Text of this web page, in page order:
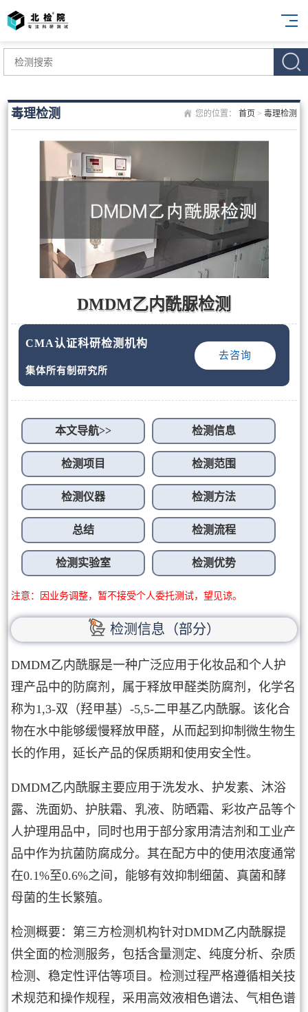
您的位置： 首页 > 毒理检测
毒理检测
DMDM乙内酰脲检测
CMA认证科研检测机构
集体所有制研究所
去咨询
本文导航>> 检测信息
检测项目 检测范围
检测仪器 检测方法
总结 检测流程
检测实验室 检测优势
注意：因业务调整，暂不接受个人委托测试，望见谅。
检测信息（部分）
DMDM乙内酰脲是一种广泛应用于化妆品和个人护
理产品中的防腐剂，属于释放甲醛类防腐剂，化学名
称为1,3-双（羟甲基）-5,5-二甲基乙内酰脲。该化合
物在水中能够缓慢释放甲醛，从而起到抑制微生物生
长的作用，延长产品的保质期和使用安全性。
DMDM乙内酰脲主要应用于洗发水、护发素、沐浴
露、洗面奶、护肤霜、乳液、防晒霜、彩妆产品等个
人护理用品中，同时也用于部分家用清洁剂和工业产
品中作为抗菌防腐成分。其在配方中的使用浓度通常
在0.1%至0.6%之间，能够有效抑制细菌、真菌和酵
母菌的生长繁殖。
检测概要：第三方检测机构针对DMDM乙内酰脲提
供全面的检测服务，包括含量测定、纯度分析、杂质
检测、稳定性评估等项目。检测过程严格遵循相关技
术规范和操作规程，采用高效液相色谱法、气相色谱